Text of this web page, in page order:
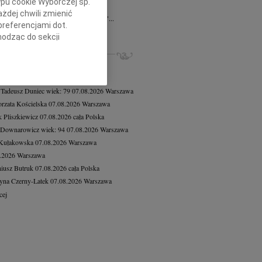
Kędracka 07.10.2024 Kielce
nigdy nie zabiera obecnych w sercu"...
Duniecwiek: 7907.08.2026Warszawa
Kościelska07.08.2026Warszawa
Pliszkiewicz07.08.2026cała Polska
wiek: 9407.08.2026Warszawa
07.08.2026Warszawa
Warszawa
Butruk 07.08.2026cała Polska
Czerny-Latek 07.08.2026Warszawa
cookie Wyborczej sp.
chwili zmienić
dot.
do sekcji
przeglądarki.
identyfikacji.
pomiar reklam i